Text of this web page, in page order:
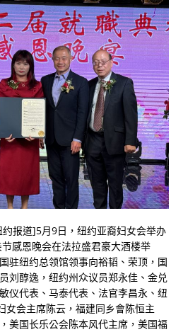
报道]5月9日，纽约亚裔妇女会举办
感恩晚会在法拉盛君豪大酒楼举
驻纽约总领馆领事向裕韬、荣顶，国
刘醇逸，纽约州众议员郑永佳、金兑
仪代表、马泰代表、法官李昌永、纽
女会主席陈云，福建同乡會陈恒主
美国长乐公会陈本风代主席，美国福